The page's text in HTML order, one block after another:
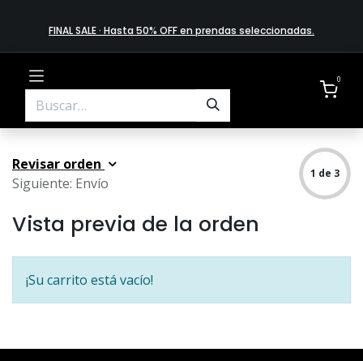
FINAL SALE · Hasta 50% OFF en prendas​ selecciona​das.
0
Revisar orden
Siguiente: Envío
1 de 3
Vista previa de la orden
¡Su carrito está vacío!